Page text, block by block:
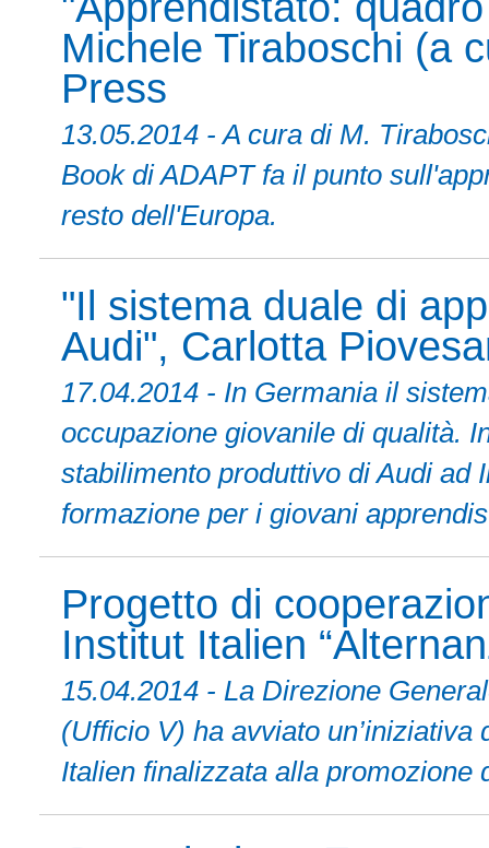
Michele Tiraboschi (a
Press
13.05.2014 - A cura di M.
Book di ADAPT fa il punto
resto dell'Europa.
"Il sistema duale di
Audi", Carlotta
17.04.2014 - In Germania il
occupazione giovanile di qualità.
stabilimento produttivo di Audi ad
formazione per i giovani
Progetto di
Institut Italien
15.04.2014 - La Direzione
(Ufficio V) ha avviato
Italien finalizzata alla promozione